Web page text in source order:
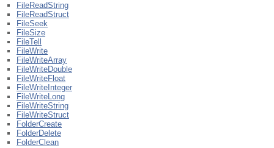
FileReadString
FileReadStruct
FileSeek
FileSize
FileTell
FileWrite
FileWriteArray
FileWriteDouble
FileWriteFloat
FileWriteInteger
FileWriteLong
FileWriteString
FileWriteStruct
FolderCreate
FolderDelete
FolderClean